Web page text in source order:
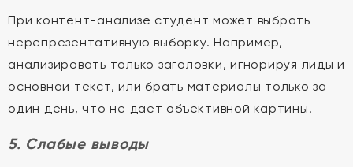
При контент-анализе студент может выбрать
нерепрезентативную выборку. Например,
анализировать только заголовки, игнорируя лиды и
основной текст, или брать материалы только за
один день, что не дает объективной картины.
5. Слабые выводы